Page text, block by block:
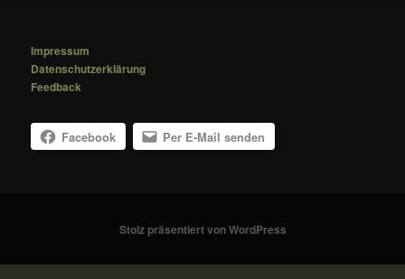
Impressum
Datenschutzerklärung
Feedback
Facebook Per E-Mail senden
Stolz präsentiert von WordPress